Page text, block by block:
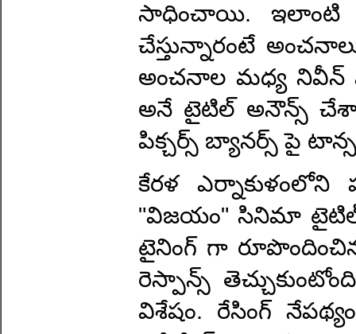
సాధించాయి. ఇలాంటి
చేస్తున్నారంటే
అంచనాల మధ్య నివీన్
అనే టైటిల్ అనౌన్స్
పిక్చర్స్ బ్యానర్స్ పై
కేరళ
"విజయం" సినిమా
టైనింగ్ గా
రెస్పాన్స్
విశేషం. రేసింగ్